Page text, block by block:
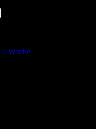
Woche